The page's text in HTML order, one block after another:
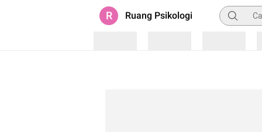
R Ruang Psikologi Pencarian